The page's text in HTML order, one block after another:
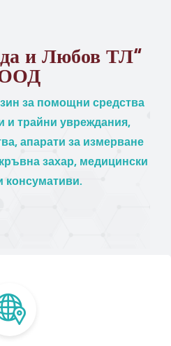
и Любов ТЛ“
за помощни средства
и трайни увреждания,
апарати за измерване
захар, медицински
консумативи.